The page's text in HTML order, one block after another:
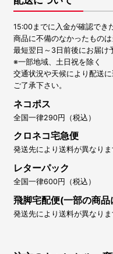
15:00までに入金が確認でき
商品に不備のなかったものは
最短翌日～3日前後にお届け
※一部地域、土日祝を除く
交通状況や天候により配送
ご了承下さい。
ネコポス
全国一律290円（税込）
クロネコ宅急便
発送先により送料が異なりま
レターパック
全国一律600円（税込）
飛脚宅配便(一部の商品
発送先により送料が異なりま